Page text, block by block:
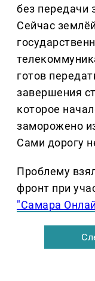
без передачи
Сейчас
готов
завершения
которое
заморожено
Сами дорогу
Проблему
фронт при
"Самара